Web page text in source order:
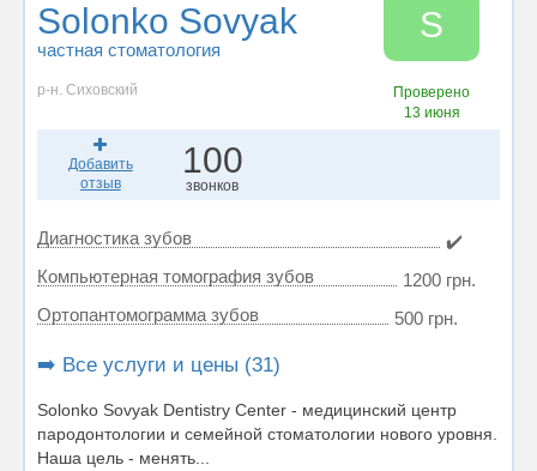
Solonko Sovyak
частная стоматология
S
р-н. Сиховский
Проверено
13 июня
Добавить
отзыв
100
звонков
Диагностика зубов
✔️
Компьютерная томография зубов
1200 грн.
Ортопантомограмма зубов
500 грн.
➡️ Все услуги и цены (31)
Solonko Sovyak Dentistry Center - медицинский центр
пародонтологии и семейной стоматологии нового уровня.
Наша цель - менять...